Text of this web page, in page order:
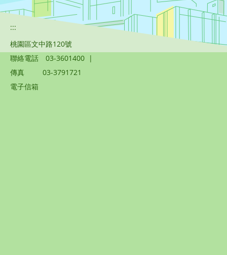
:::
桃園區文中路120號
聯絡電話
03-3601400 |
傳真
03-3791721
電子信箱